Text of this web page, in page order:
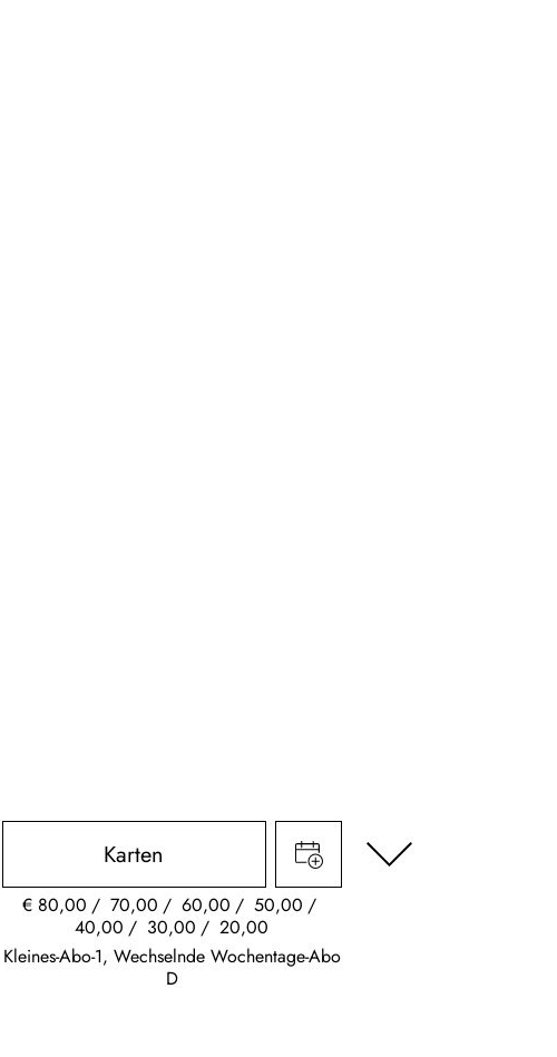
Karten
€ 80,00 70,00 60,00
50,00
40,00
30,00
20,00
Kleines-Abo-1, Wechselnde Wochentage-Abo
D